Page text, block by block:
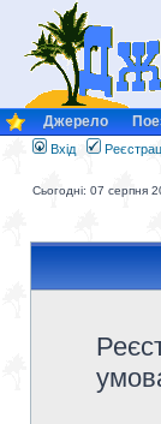
Джерело
Вхід
Сьогодні: 07 серпня